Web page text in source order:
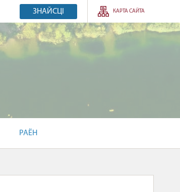
ЗНАЙСЦІ КАРТА САЙТА
РАЁН